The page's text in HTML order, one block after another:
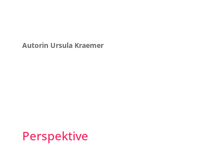
Autorin Ursula Kraemer
Perspektive